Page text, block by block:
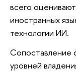
всего
иностранных
технологии ИИ.
Сопоставление
уровней